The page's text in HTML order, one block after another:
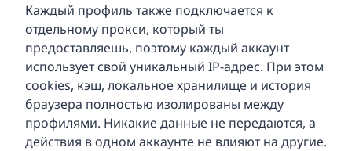
Каждый профиль также подключается к
отдельному прокси, который ты
предоставляешь, поэтому каждый аккаунт
использует свой уникальный IP-адрес. При этом
cookies, кэш, локальное хранилище и история
браузера полностью изолированы между
профилями. Никакие данные не передаются, а
действия в одном аккаунте не влияют на другие.